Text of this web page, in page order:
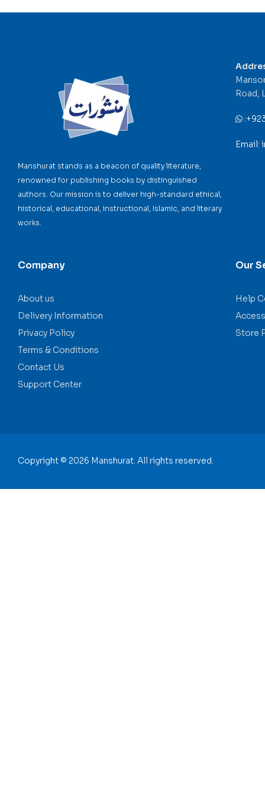
Manshurat stands as a beacon of quality literature,
renowned for publishing books by distinguished
authors. Our mission is to deliver high-standard ethical,
historical, educational, instructional, Islamic, and literary
works.
Company
About us
Delivery Information
Privacy Policy
Terms & Conditions
Contact Us
Support Center
Our
Help
Store
Road,
:
Email:
Copyright © 2026 Manshurat. All rights reserved.